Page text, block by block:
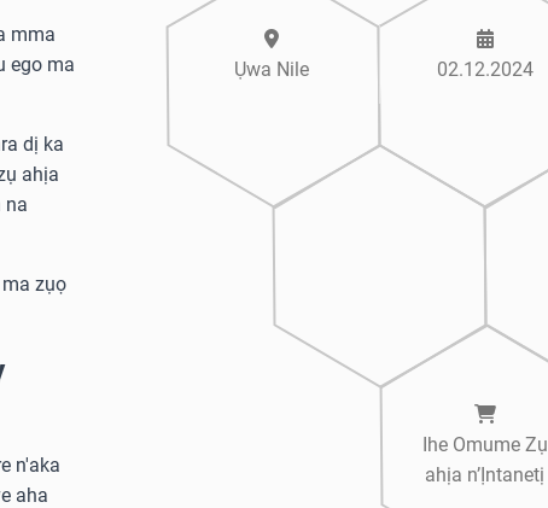
mma
ego ma
dị ka
ahịa
na
zụọ
n'aka
aha
Ụwa Nile 02.12.2024
Ihe Omume Zụ
ahịa n’Ịntanetị